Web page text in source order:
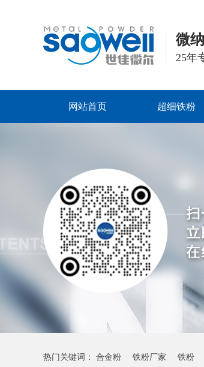
微
25年
网站首页 超细铁粉
热门关键词： 合金粉 铁粉厂家 铁粉